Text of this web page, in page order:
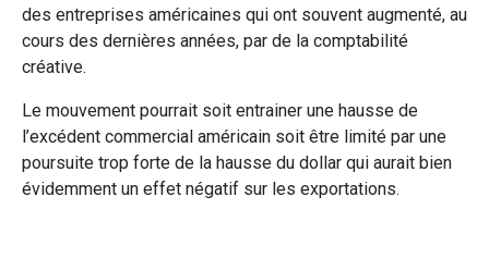
des entreprises américaines qui ont souvent augmenté, au
cours des dernières années, par de la comptabilité
créative.
Le mouvement pourrait soit entrainer une hausse de
l’excédent commercial américain soit être limité par une
poursuite trop forte de la hausse du dollar qui aurait bien
évidemment un effet négatif sur les exportations.